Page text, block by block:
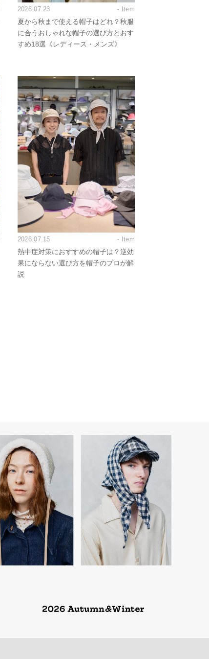
2026.07.23 - Item
夏から秋まで使える帽子はどれ？秋服
に合うおしゃれな帽子の選び方とおす
すめ18選《レディース・メンズ》
2026.07.15 - Item
熱中症対策におすすめの帽子は？逆効
果にならない選び方を帽子のプロが解
説